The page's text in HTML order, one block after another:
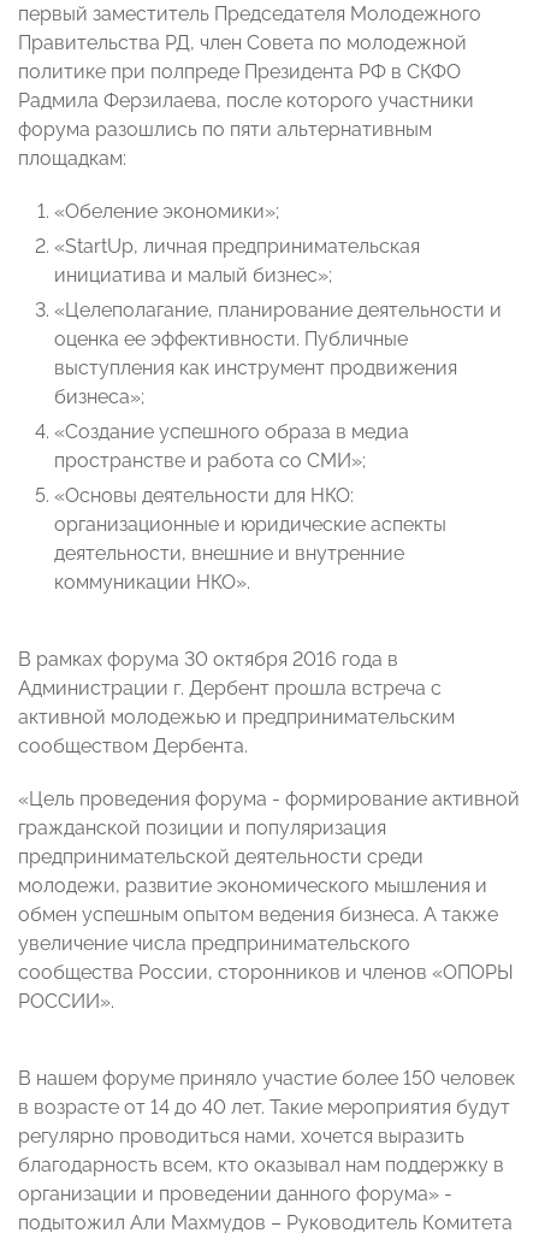
первый заместитель Председателя Молодежного
Правительства РД, член Совета по молодежной
политике при полпреде Президента РФ в СКФО
Радмила Ферзилаева, после которого участники
форума разошлись по пяти альтернативным
площадкам:
«Обеление экономики»;
«StartUp, личная предпринимательская
инициатива и малый бизнес»;
«Целеполагание, планирование деятельности и
оценка ее эффективности. Публичные
выступления как инструмент продвижения
бизнеса»;
«Создание успешного образа в медиа
пространстве и работа со СМИ»;
«Основы деятельности для НКО:
организационные и юридические аспекты
деятельности, внешние и внутренние
коммуникации НКО».
В рамках форума 30 октября 2016 года в
Администрации г. Дербент прошла встреча с
активной молодежью и предпринимательским
сообществом Дербента.
«Цель проведения форума - формирование активной
гражданской позиции и популяризация
предпринимательской деятельности среди
молодежи, развитие экономического мышления и
обмен успешным опытом ведения бизнеса. А также
увеличение числа предпринимательского
сообщества России, сторонников и членов «ОПОРЫ
РОССИИ».
В нашем форуме приняло участие более 150 человек
в возрасте от 14 до 40 лет. Такие мероприятия будут
регулярно проводиться нами, хочется выразить
благодарность всем, кто оказывал нам поддержку в
организации и проведении данного форума» -
подытожил Али Махмудов – Руководитель Комитета